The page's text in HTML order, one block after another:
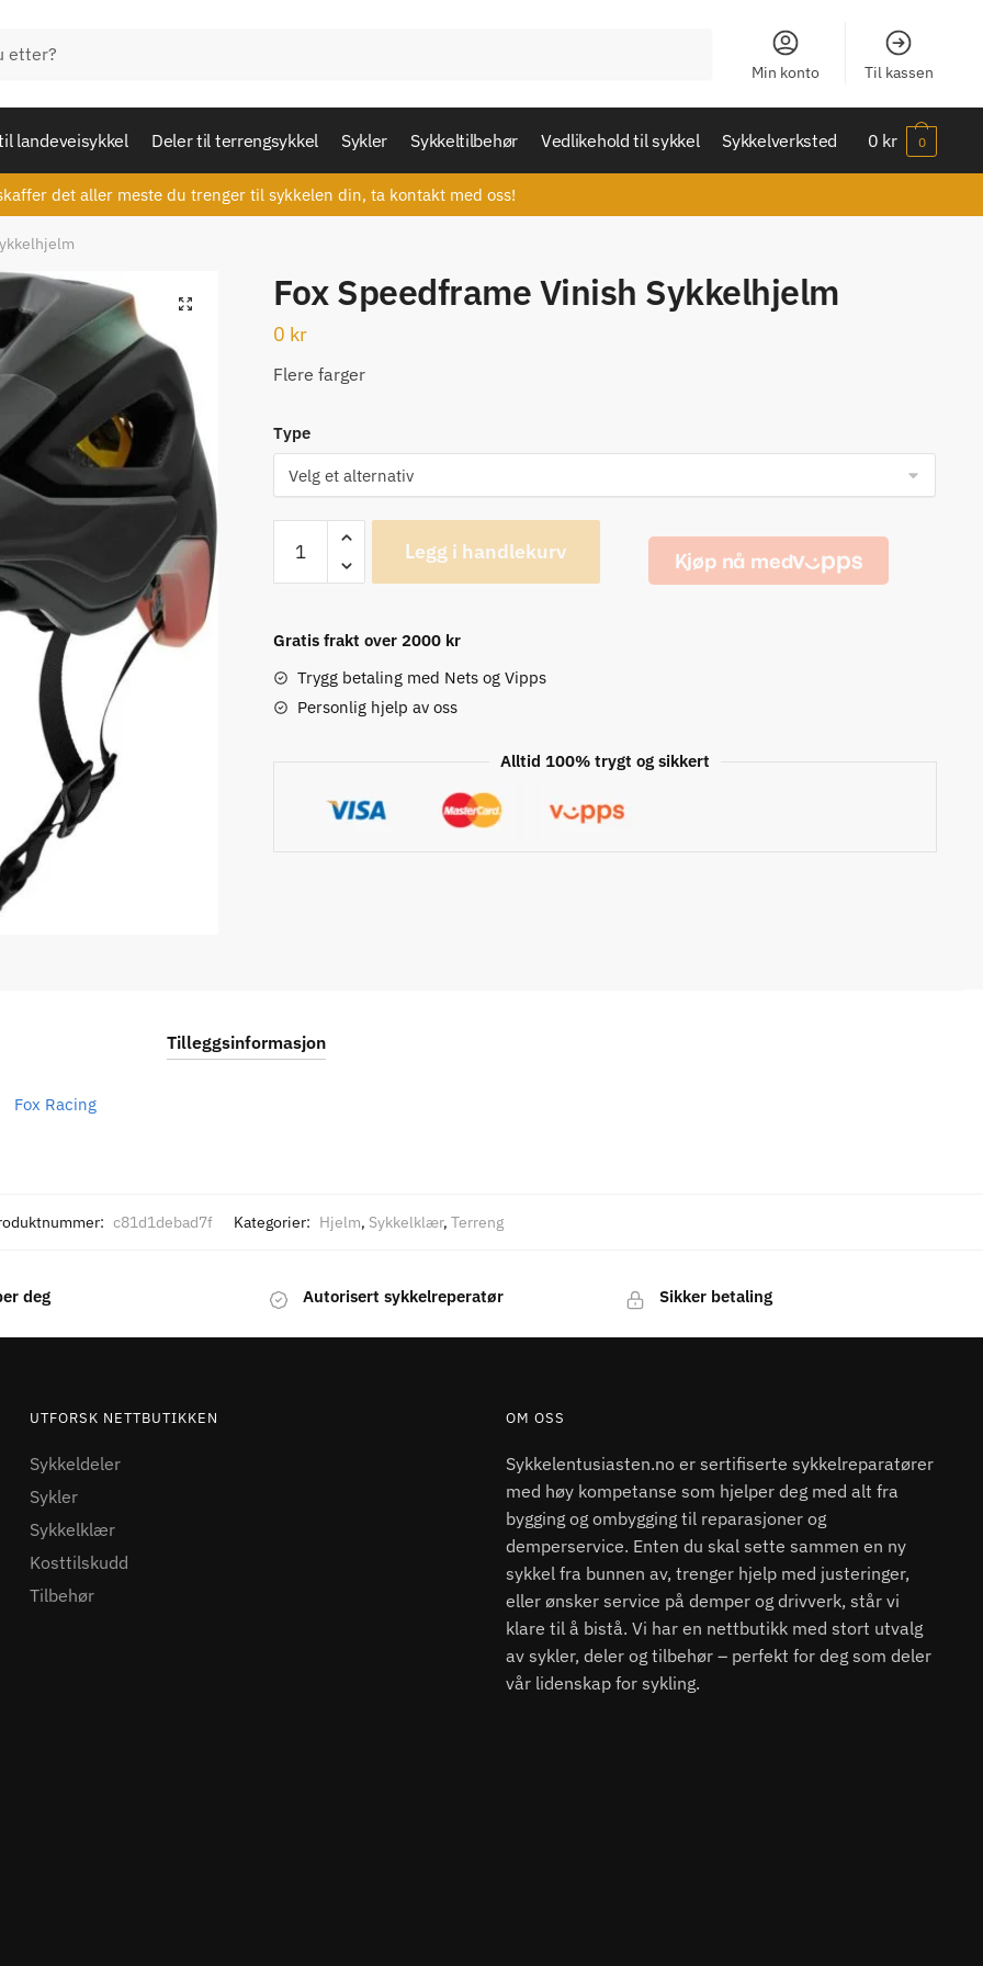
Min konto Til kassen
landeveisykkel Deler til terrengsykkel Sykler Sykkeltilbehør Vedlikehold til sykkel Sykkelverksted 0 kr 0
det aller meste du trenger til sykkelen din, ta kontakt med oss!
🔍 Fox Speedframe Vinish Sykkelhjelm
0 kr
Flere farger
Type
Speedframe
Vinish
antall
Legg i handlekurv
Gratis frakt over 2000 kr
Trygg betaling med Nets og Vipps
Personlig hjelp av oss
Alltid 100% trygt og sikkert
Tilleggsinformasjon
Fox Racing
c81d1debad7f Kategorier: Hjelm, Sykkelklær, Terreng
deg Autorisert sykkelreperatør Sikker betaling
UTFORSK NETTBUTIKKEN
Sykkeldeler
Sykler
Sykkelklær
Kosttilskudd
Tilbehør
OM OSS
Sykkelentusiasten.no er sertifiserte sykkelreparatører
med høy kompetanse som hjelper deg med alt fra
bygging og ombygging til reparasjoner og
demperservice. Enten du skal sette sammen en ny
sykkel fra bunnen av, trenger hjelp med justeringer,
eller ønsker service på demper og drivverk, står vi
klare til å bistå. Vi har en nettbutikk med stort utvalg
av sykler, deler og tilbehør – perfekt for deg som deler
vår lidenskap for sykling.